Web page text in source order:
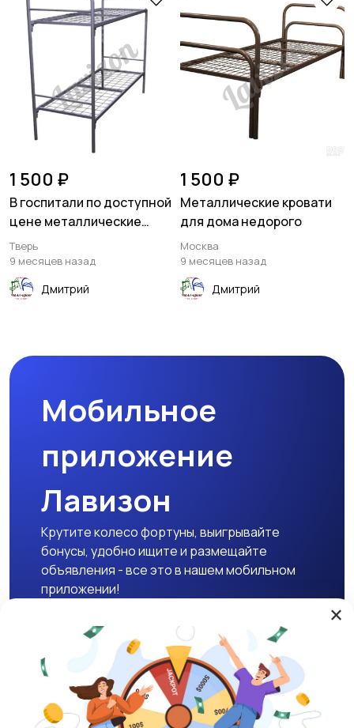
1 500 ₽
В госпитали по доступной
цене металлические
кровати
Тверь
9 месяцев назад
Дмитрий
1 500 ₽
Металлические кровати
для дома недорого
Москва
9 месяцев назад
Дмитрий
Мобильное
приложение
Лавизон
Крутите колесо фортуны, выигрывайте
бонусы, удобно ищите и размещайте
объявления - все это в нашем мобильном
приложении!
Скачать APK
×